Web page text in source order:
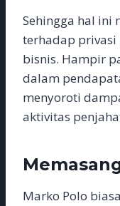
Sehingga hal ini
terhadap privasi
bisnis. Hampir
dalam
menyoroti
aktivitas
Marko Polo